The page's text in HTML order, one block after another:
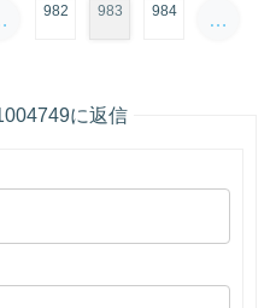
982 983 984 …
に返信